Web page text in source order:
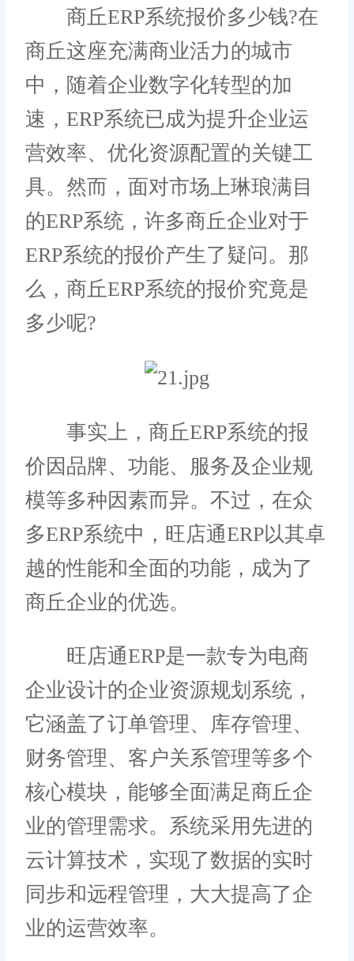
商丘ERP系统报价多少钱?在
商丘这座充满商业活力的城市
中，随着企业数字化转型的加
速，ERP系统已成为提升企业运
营效率、优化资源配置的关键工
具。然而，面对市场上琳琅满目
的ERP系统，许多商丘企业对于
ERP系统的报价产生了疑问。那
么，商丘ERP系统的报价究竟是
多少呢?
事实上，商丘ERP系统的报
价因品牌、功能、服务及企业规
模等多种因素而异。不过，在众
多ERP系统中，旺店通ERP以其卓
越的性能和全面的功能，成为了
商丘企业的优选。
旺店通ERP是一款专为电商
企业设计的企业资源规划系统，
它涵盖了订单管理、库存管理、
财务管理、客户关系管理等多个
核心模块，能够全面满足商丘企
业的管理需求。系统采用先进的
云计算技术，实现了数据的实时
同步和远程管理，大大提高了企
业的运营效率。